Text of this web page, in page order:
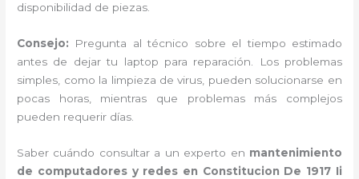
disponibilidad de piezas.
Consejo: Pregunta al técnico sobre el tiempo estimado
antes de dejar tu laptop para reparación. Los problemas
simples, como la limpieza de virus, pueden solucionarse en
pocas horas, mientras que problemas más complejos
pueden requerir días.
Saber cuándo consultar a un experto en mantenimiento
de computadores y redes en Constitucion De 1917 Ii